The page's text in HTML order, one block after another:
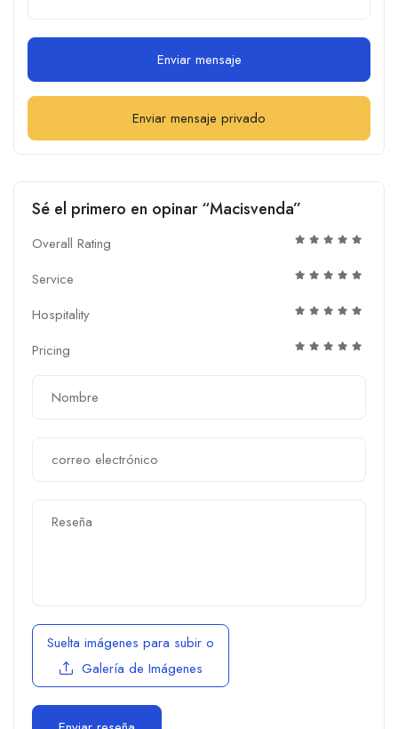
Enviar mensaje
Enviar mensaje privado
Sé el primero en opinar “Macisvenda”
Overall Rating
Service
Hospitality
Pricing
Suelta imágenes para subir o
Galería de Imágenes